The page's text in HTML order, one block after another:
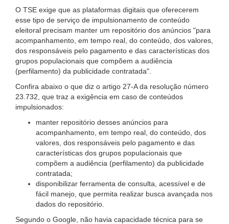
O TSE exige que as plataformas digitais que oferecerem
esse tipo de serviço de impulsionamento de conteúdo
eleitoral precisam manter um repositório dos anúncios "para
acompanhamento, em tempo real, do conteúdo, dos valores,
dos responsáveis pelo pagamento e das características dos
grupos populacionais que compõem a audiência
(perfilamento) da publicidade contratada".
Confira abaixo o que diz o artigo 27-A da resolução número
23.732, que traz a exigência em caso de conteúdos
impulsionados:
manter repositório desses anúncios para
acompanhamento, em tempo real, do conteúdo, dos
valores, dos responsáveis pelo pagamento e das
características dos grupos populacionais que
compõem a audiência (perfilamento) da publicidade
contratada;
disponibilizar ferramenta de consulta, acessível e de
fácil manejo, que permita realizar busca avançada nos
dados do repositório.
Segundo o Google, não havia capacidade técnica para se